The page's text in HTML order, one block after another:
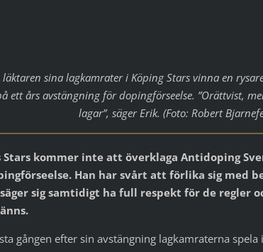
sina lagkamrater i Köping Stars vinna en
ett års avstängning för dopingförseelse. ”Orättvist,
lagar”, säger Erik. (Foto: Robert
Stars kommer inte att överklaga Antidoping
Han har svårt att förlika sig med
sig samtidigt ha full respekt för de regler
gången efter sin avstängning lagkamraterna